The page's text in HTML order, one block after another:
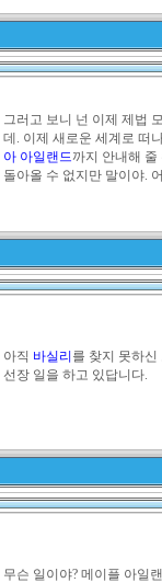
그러고 보니 넌 이제 제법
데. 이제 새로운 세계로 떠
아 아일랜드까지 안내해 줄
돌아올 수 없지만 말이야.
아직 바실리 를 찾지 못하
선장 일을 하고 있답니다.
무슨 일이야? 메이플 아일